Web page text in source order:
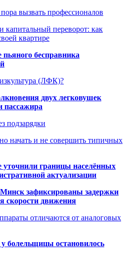
вызвать профессионалов
капитальный переворот: как
квартире
бесправника
(ЛФК)?
двух легковушек
пассажира
подзарядки
начать и не совершить типичных
границы населённых
актуализации
зафиксированы задержки
скорости движения
отличаются от аналоговых
болельщицы остановилось